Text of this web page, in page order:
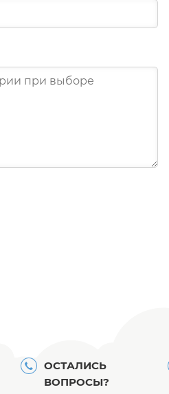
ОСТАЛИСЬ
ВОПРОСЫ?